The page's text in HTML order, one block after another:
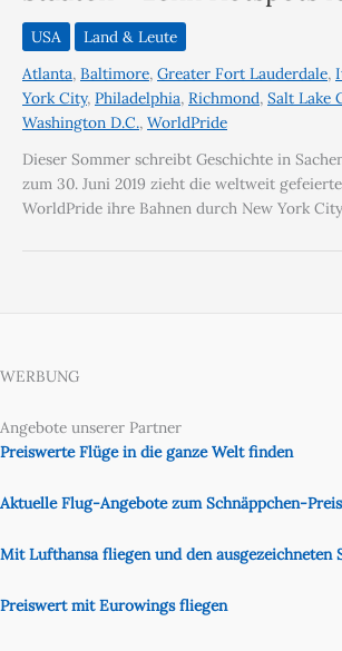
USA
Land & Leute
Atlanta, Baltimore, Greater Fort Lauderdale,
York City, Philadelphia, Richmond, Salt Lake
Washington D.C., WorldPride
Dieser Sommer schreibt Geschichte in
zum 30. Juni 2019 zieht die weltweit
WorldPride ihre Bahnen durch New York City
WERBUNG
Angebote unserer Partner
Preiswerte Flüge in die ganze Welt finden
Aktuelle Flug-Angebote zum Schnäppchen-Preis
Mit Lufthansa fliegen und den ausgezeichneten
Preiswert mit Eurowings fliegen